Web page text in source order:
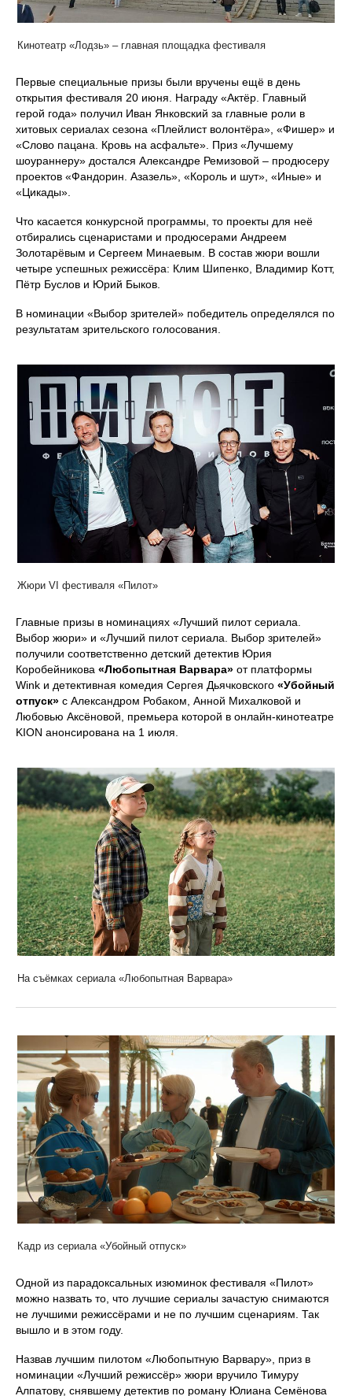
Кинотеатр «Лодзь» – главная площадка фестиваля
Первые специальные призы были вручены ещё в день
открытия фестиваля 20 июня. Награду «Актёр. Главный
герой года» получил Иван Янковский за главные роли в
хитовых сериалах сезона «Плейлист волонтёра», «Фишер» и
«Слово пацана. Кровь на асфальте». Приз «Лучшему
шоураннеру» достался Александре Ремизовой – продюсеру
проектов «Фандорин. Азазель», «Король и шут», «Иные» и
«Цикады».
Что касается конкурсной программы, то проекты для неё
отбирались сценаристами и продюсерами Андреем
Золотарёвым и Сергеем Минаевым. В состав жюри вошли
четыре успешных режиссёра: Клим Шипенко, Владимир Котт,
Пётр Буслов и Юрий Быков.
В номинации «Выбор зрителей» победитель определялся по
результатам зрительского голосования.
Жюри VI фестиваля «Пилот»
Главные призы в номинациях «Лучший пилот сериала.
Выбор жюри» и «Лучший пилот сериала. Выбор зрителей»
получили соответственно детский детектив Юрия
Коробейникова «Любопытная Варвара» от платформы
Wink и детективная комедия Сергея Дьячковского «Убойный
отпуск» с Александром Робаком, Анной Михалковой и
Любовью Аксёновой, премьера которой в онлайн-кинотеатре
KION анонсирована на 1 июля.
На съёмках сериала «Любопытная Варвара»
Кадр из сериала «Убойный отпуск»
Одной из парадоксальных изюминок фестиваля «Пилот»
можно назвать то, что лучшие сериалы зачастую снимаются
не лучшими режиссёрами и не по лучшим сценариям. Так
вышло и в этом году.
Назвав лучшим пилотом «Любопытную Варвару», приз в
номинации «Лучший режиссёр» жюри вручило Тимуру
Алпатову, снявшему детектив по роману Юлиана Семёнова